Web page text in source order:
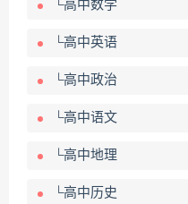
└高中数学
└高中英语
└高中政治
└高中语文
└高中地理
└高中历史